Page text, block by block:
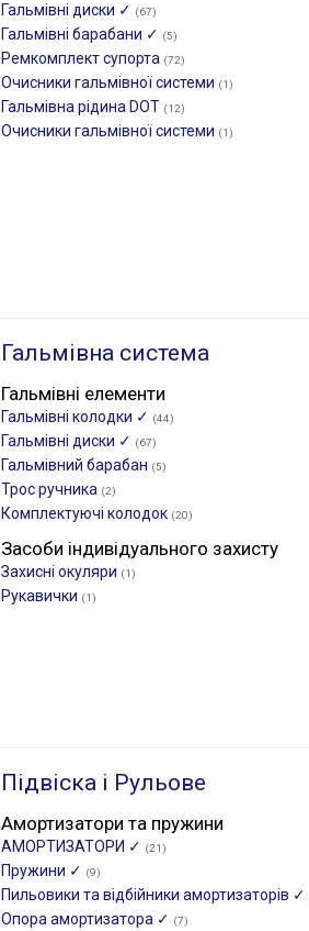
Гальмівні диски ✓ (67)
Гальмівні барабани ✓ (5)
Ремкомплект супорта (72)
Очисники гальмівної системи (1)
Гальмівна рідина DOT (12)
Очисники гальмівної системи (1)
Гальмівна система
Гальмівні елементи
Гальмівні колодки ✓ (44)
Гальмівні диски ✓ (67)
Гальмівний барабан (5)
Трос ручника (2)
Комплектуючі колодок (20)
Засоби індивідуального захисту
Захисні окуляри (1)
Рукавички (1)
Підвіска і Рульове
Амортизатори та пружини
АМОРТИЗАТОРИ ✓ (21)
Пружини ✓ (9)
Пильовики та відбійники амортизаторів ✓
Опора амортизатора ✓ (7)